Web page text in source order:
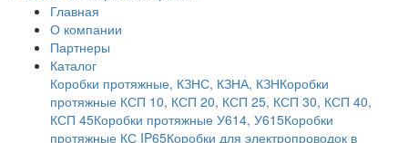
Главная
О компании
Партнеры
Каталог
Коробки протяжные, КЗНС, КЗНА, КЗНКоробки
протяжные КСП 10, КСП 20, КСП 25, КСП 30, КСП 40,
КСП 45Коробки протяжные У614, У615Коробки
протяжные КС IP65Коробки для электропроводок в